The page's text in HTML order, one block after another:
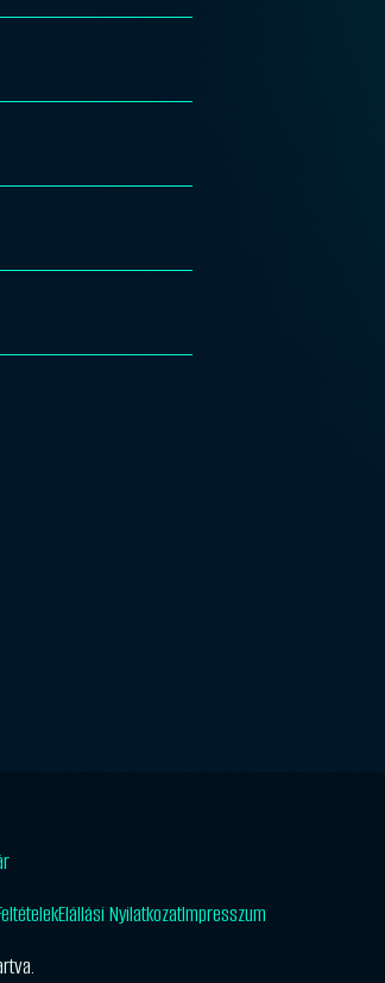
Elállási NyilatkozatImpresszum